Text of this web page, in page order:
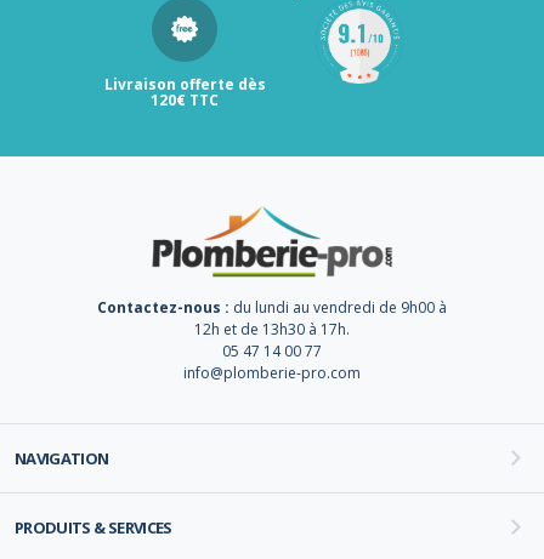
Livraison offerte dès
120€ TTC
Contactez-nous : du lundi au vendredi de 9h00 à
12h et de 13h30 à 17h.
05 47 14 00 77
info@plomberie-pro.com
NAVIGATION
PRODUITS & SERVICES